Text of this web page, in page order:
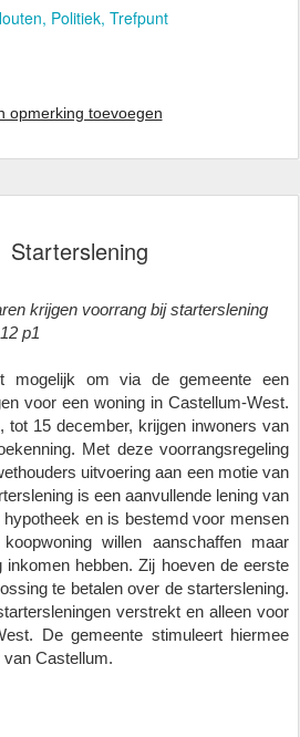
Politiek Trefpunt
opmerking toevoegen
Starterslening
krijgen voorrang bij starterslening
p1
mogelijk om via de gemeente een
voor een woning in Castellum-West.
tot 15 december, krijgen inwoners van
Met deze voorrangsregeling
uitvoering aan een motie van
is een aanvullende lening van
en is bestemd voor mensen
willen aanschaffen maar
inkomen hebben. Zij hoeven de eerste
te betalen over de starterslening.
verstrekt en alleen voor
De gemeente stimuleert hiermee
Castellum.